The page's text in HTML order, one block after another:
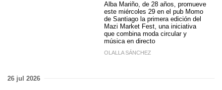
Alba Mariño, de 28 años, promueve
este miércoles 29 en el pub Momo
de Santiago la primera edición del
Mazi Market Fest, una iniciativa
que combina moda circular y
música en directo
OLALLA SÁNCHEZ
26 jul 2026